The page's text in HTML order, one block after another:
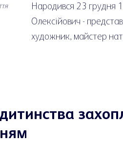
Народився 23 грудня
Олексійович -
художник, майстер